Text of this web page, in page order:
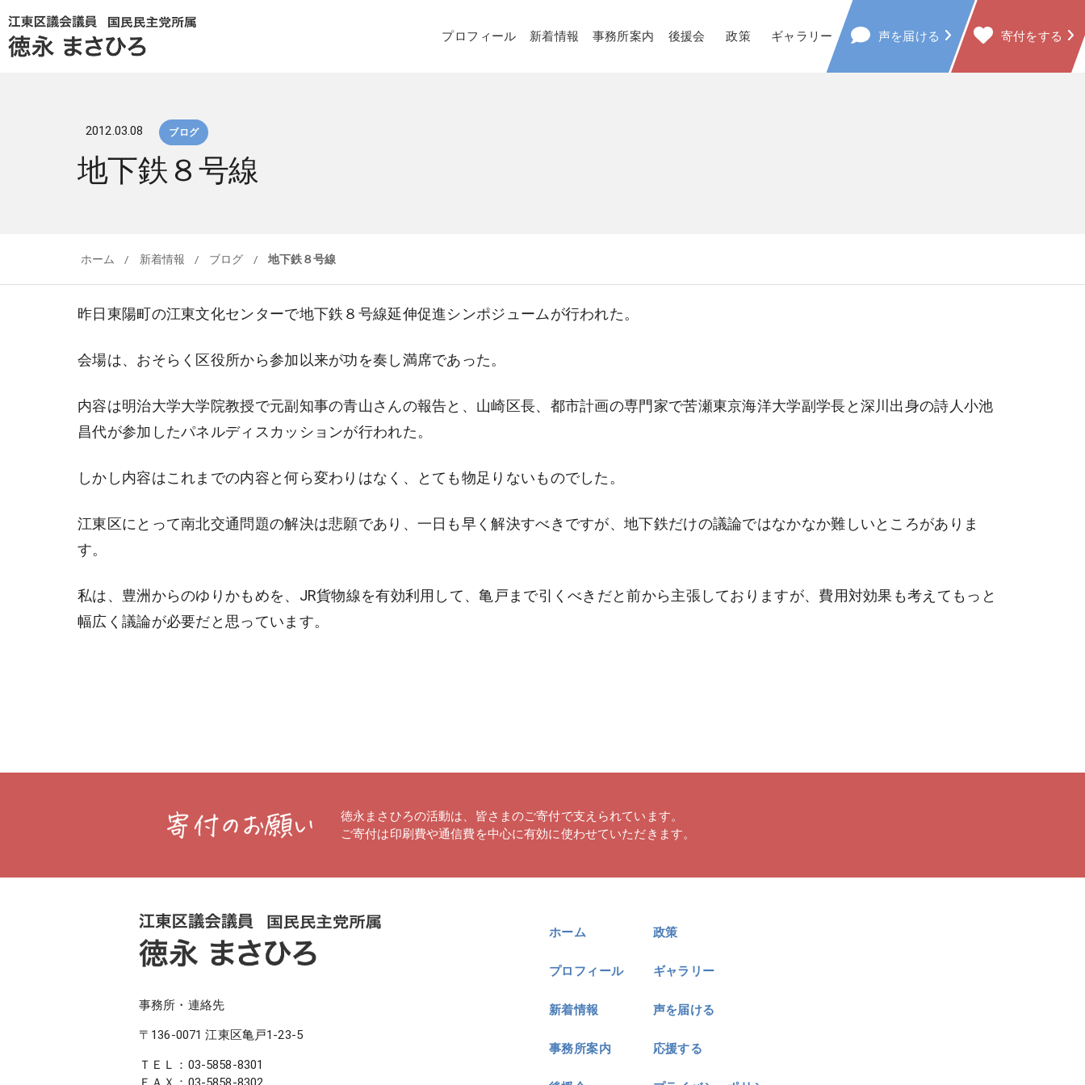
プロフィール 新着情報 事務所案内 後援会 政策 ギャラリー 声を届ける 寄付をする
2012.03.08 ブログ
地下鉄８号線
ホーム / 新着情報 / ブログ / 地下鉄８号線
昨日東陽町の江東文化センターで地下鉄８号線延伸促進シンポジュームが行われた。
会場は、おそらく区役所から参加以来が功を奏し満席であった。
内容は明治大学大学院教授で元副知事の青山さんの報告と、山崎区長、都市計画の専門家で苦瀬東京海洋大学副学長と深川出身の詩人小池
昌代が参加したパネルディスカッションが行われた。
しかし内容はこれまでの内容と何ら変わりはなく、とても物足りないものでした。
江東区にとって南北交通問題の解決は悲願であり、一日も早く解決すべきですが、地下鉄だけの議論ではなかなか難しいところがありま
す。
私は、豊洲からのゆりかもめを、JR貨物線を有効利用して、亀戸まで引くべきだと前から主張しておりますが、費用対効果も考えてもっと
幅広く議論が必要だと思っています。
徳永まさひろの活動は、皆さまのご寄付で支えられています。
ご寄付は印刷費や通信費を中心に有効に使わせていただきます。
事務所・連絡先
〒136-0071 江東区亀戸1-23-5
ＴＥＬ： 03-5858-8301
ホーム
プロフィール
新着情報
事務所案内
政策
ギャラリー
声を届ける
応援する